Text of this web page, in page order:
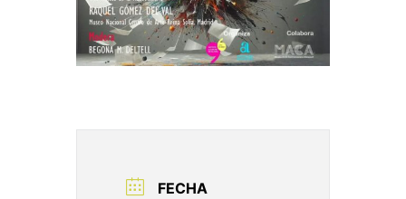
FECHA